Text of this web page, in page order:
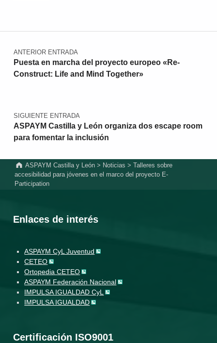
Navegación de entradas
ANTERIOR ENTRADA
Puesta en marcha del proyecto europeo «Re-
Construct: Life and Mind Together»
SIGUIENTE ENTRADA
ASPAYM Castilla y León organiza dos escape room
para fomentar la inclusión
ASPAYM Castilla y León > Noticias >Talleres sobre
accesibilidad para jóvenes en el marco del proyecto E-
Participation
Enlaces de interés
ASPAYM CyL Juventud
CETEO
Ortopedia CETEO
ASPAYM Federación Nacional
IMPULSA IGUALDAD CyL
IMPULSA IGUALDAD
Certificación ISO9001